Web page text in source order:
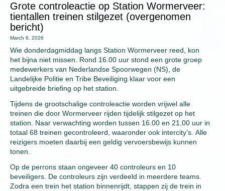
Grote controleactie op Station Wormerveer:
tientallen treinen stilgezet (overgenomen
bericht)
March 6, 2026
Wie donderdagmiddag langs Station Wormerveer reed, kon
het bijna niet missen. Rond 16.00 uur stond een grote groep
medewerkers van Nederlandse Spoorwegen (NS), de
Landelijke Politie en Tribe Beveiliging klaar voor een
uitgebreide briefing op het station.
Tijdens de grootschalige controleactie worden vrijwel alle
treinen die door Wormerveer rijden tijdelijk stilgezet op het
station. Naar verwachting worden tussen 16.00 en 21.00 uur in
totaal 68 treinen gecontroleerd, waaronder ook intercity’s. Alle
reizigers moeten daarbij een geldig vervoersbewijs kunnen
tonen.
Op de perrons staan ongeveer 40 controleurs en 10
beveiligers. De controleurs zijn verdeeld in meerdere teams.
Zodra een trein het station binnenrijdt, stappen zij de trein in